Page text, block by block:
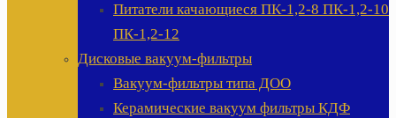
Питатели качающиеся ПК-1,2-8 ПК-1,2-10
ПК-1,2-12
Дисковые вакуум-фильтры
Вакуум-фильтры типа ДОО
Керамические вакуум фильтры КДФ